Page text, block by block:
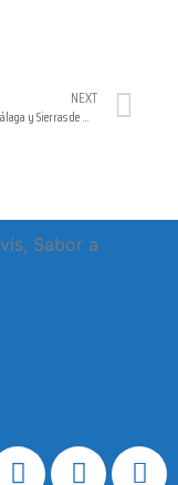
NEXT
Cata de Vinos Málaga y Sierras de Málaga